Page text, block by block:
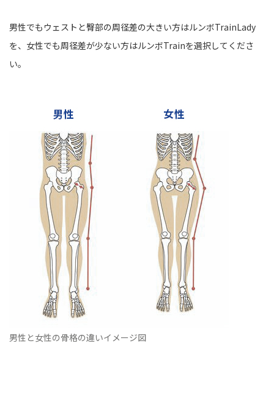
男性でもウェストと臀部の周径差の大きい方はルンボTrainLady
を、女性でも周径差が少ない方はルンボTrainを選択してくださ
い。
男性と女性の骨格の違いイメージ図